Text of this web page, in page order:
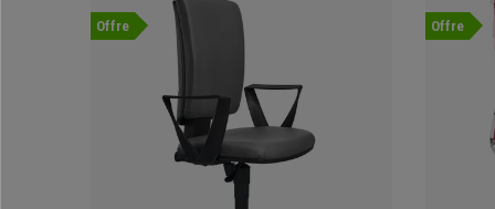
Offre Offre